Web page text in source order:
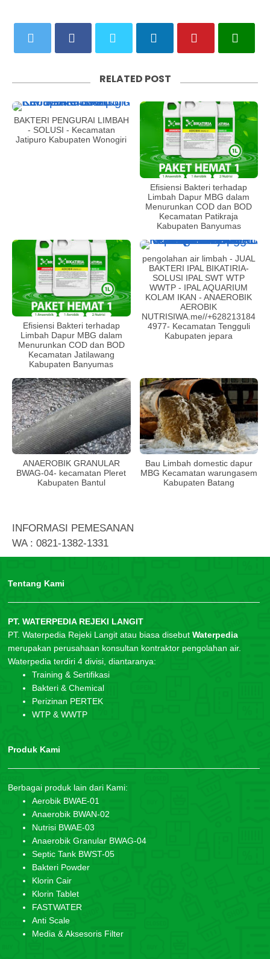
RELATED POST
BAKTERI PENGURAI LIMBAH
- SOLUSI - Kecamatan
Jatipuro Kabupaten Wonogiri
Efisiensi Bakteri terhadap
Limbah Dapur MBG dalam
Menurunkan COD dan BOD
Kecamatan Patikraja
Kabupaten Banyumas
Efisiensi Bakteri terhadap
Limbah Dapur MBG dalam
Menurunkan COD dan BOD
Kecamatan Jatilawang
Kabupaten Banyumas
pengolahan air limbah - JUAL
BAKTERI IPAL BIKATIRIA-
SOLUSI IPAL SWT WTP
WWTP - IPAL AQUARIUM
KOLAM IKAN - ANAEROBIK
AEROBIK
NUTRISIWA.me//+628213184
4977- Kecamatan Tengguli
Kabupaten jepara
ANAEROBIK GRANULAR
BWAG-04- kecamatan Pleret
Kabupaten Bantul
Bau Limbah domestic dapur
MBG Kecamatan warungasem
Kabupaten Batang
INFORMASI PEMESANAN
WA : 0821-1382-1331
Tentang Kami
PT. WATERPEDIA REJEKI LANGIT
PT. Waterpedia Rejeki Langit atau biasa disebut Waterpedia
merupakan perusahaan konsultan kontraktor pengolahan air.
Waterpedia terdiri 4 divisi, diantaranya:
Training & Sertifikasi
Bakteri & Chemical
Perizinan PERTEK
WTP & WWTP
Produk Kami
Berbagai produk lain dari Kami:
Aerobik BWAE-01
Anaerobik BWAN-02
Nutrisi BWAE-03
Anaerobik Granular BWAG-04
Septic Tank BWST-05
Bakteri Powder
Klorin Cair
Klorin Tablet
FASTWATER
Anti Scale
Media & Aksesoris Filter